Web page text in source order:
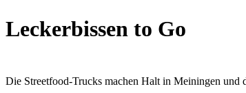
Leckerbissen to Go
Die Streetfood-Trucks machen Halt in Meiningen und